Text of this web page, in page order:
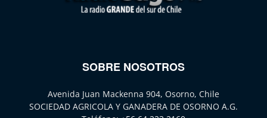
SOBRE NOSOTROS
Avenida Juan Mackenna 904, Osorno, Chile
SOCIEDAD AGRICOLA Y GANADERA DE OSORNO A.G.